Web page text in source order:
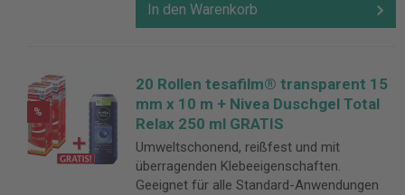
In den Warenkorb
%
20 Rollen tesafilm® transparent 15
mm x 10 m + Nivea Duschgel Total
Relax 250 ml GRATIS
Umweltschonend, reißfest und mit
überragenden Klebeeigenschaften.
Geeignet für alle Standard-Anwendungen